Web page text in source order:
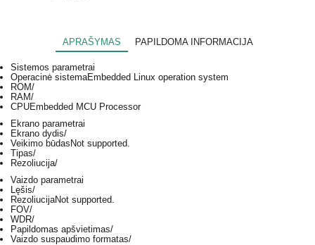
APRAŠYMAS PAPILDOMA INFORMACIJA
Sistemos parametrai
Operacinė sistemaEmbedded Linux operation system
ROM/
RAM/
CPUEmbedded MCU Processor
Ekrano parametrai
Ekrano dydis/
Veikimo būdas Not supported.
Tipas/
Rezoliucija/
Vaizdo parametrai
Lęšis/
RezoliucijaNot supported.
FOV/
WDR/
Papildomas apšvietimas/
Vaizdo suspaudimo formatas/